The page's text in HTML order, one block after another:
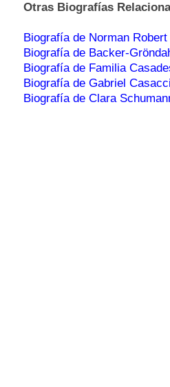
Otras Biografías
Biografía de Norman
Biografía de Backer-
Biografía de Familia
Biografía de Gabriel
Biografía de Clara